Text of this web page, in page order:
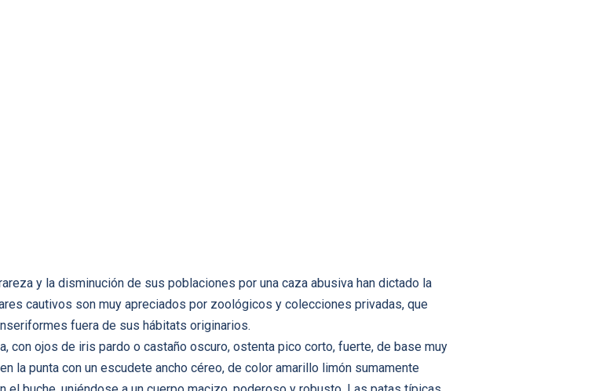
y la disminución de sus poblaciones por una caza abusiva han dictado la
cautivos son muy apreciados por zoológicos y colecciones privadas, que
fuera de sus hábitats originarios.
con ojos de iris pardo o castaño oscuro, ostenta pico corto, fuerte, de base muy
la punta con un escudete ancho céreo, de color amarillo limón sumamente